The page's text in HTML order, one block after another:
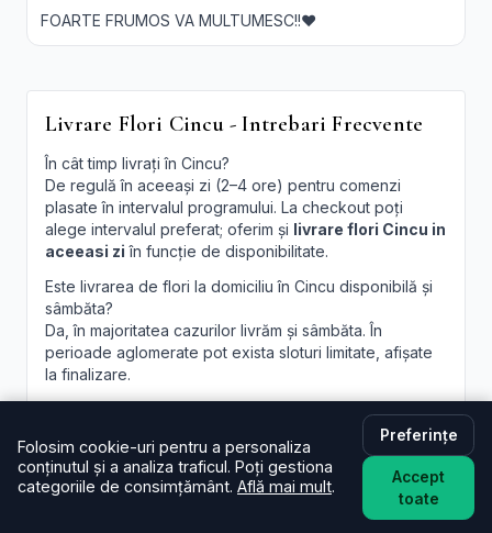
FOARTE FRUMOS VA MULTUMESC!!❤️
Livrare Flori Cincu - Intrebari Frecvente
În cât timp livrați în Cincu?
De regulă în aceeași zi (2–4 ore) pentru comenzi
plasate în intervalul programului. La checkout poți
alege intervalul preferat; oferim și livrare flori Cincu in
aceeasi zi în funcție de disponibilitate.
Este livrarea de flori la domiciliu în Cincu disponibilă și
sâmbăta?
Da, în majoritatea cazurilor livrăm și sâmbăta. În
perioade aglomerate pot exista sloturi limitate, afișate
la finalizare.
Oferim intervale orare; pentru ore fixe încercăm să
acomodăm cererea, în funcție de traseul curierilor.
Pot adăuga un mesaj personalizat la buchet?
Desigur. Felicitarea este inclusă; scrie mesajul dorit în
Folosim cookie-uri pentru a personaliza
conținutul și a analiza traficul. Poți gestiona
categoriile de consimțământ. Află mai mult.
Preferințe
Accept
toate